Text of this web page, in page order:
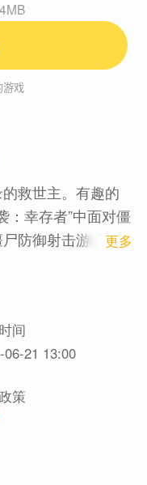
游戏
救世主。有趣的
：幸存者”中面对僵
防御射击游戏。
；为自己装备强
地提高您的战斗
特的流氓游戏功
游戏。用单手控
则的战术和协同
生存体验，对抗
1 更多
间
06-21 13:00
策